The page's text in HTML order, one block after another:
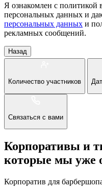
Я ознакомлен с политикой
персональных данных и
персональных данных и
рекламных сообщений.
Назад
Количество участников
Связаться с вами
Корпоративы и
которые мы уже
Корпоратив для